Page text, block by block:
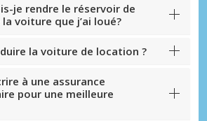
je rendre le réservoir de
voiture que j’ai loué?
la voiture de location ?
à une assurance
pour une meilleure